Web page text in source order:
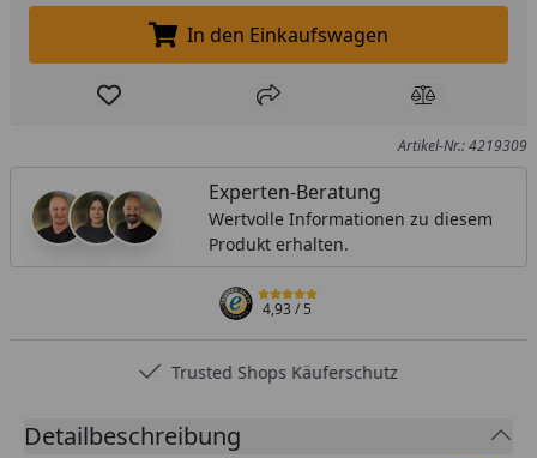
In den Einkaufswagen legen
In den Einkaufswagen
Produkt zur Wunschliste hinzufügen
Teilen Produkt
Artikel-Nr.: 4219309
Experten-Beratung
Wertvolle Informationen zu diesem
Produkt erhalten.
4,93/ 5
Trusted Shops Käuferschutz
Detailbeschreibung